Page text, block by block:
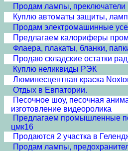
Продам лампы, преключатели
Куплю автоматы защиты,
Продам электромашинные
Предлагаем калориферы
Флаера, плакаты, бланки,
Продаю складские остатки
Куплю неликвиды РЭК
Люминесцентная краска
Отдых в Евпатории.
Песочное шоу, песочная
изготовление видеоролика
Предлагаем промышленные
цмк16
Продаются 2 участка в
Продам лампы,